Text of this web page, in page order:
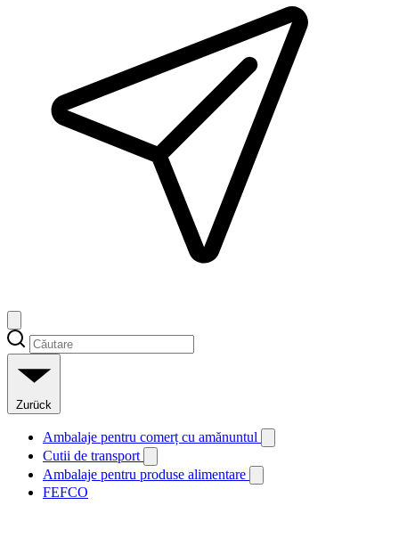
Zurück
Ambalaje pentru comerț cu amănuntul
Cutii de transport
Ambalaje pentru produse alimentare
FEFCO